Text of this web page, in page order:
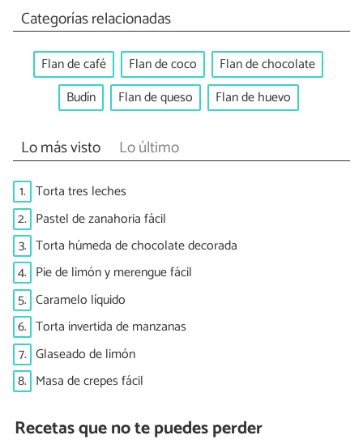
Categorías relacionadas
Flan de café Flan de coco
Flan de chocolate
Budín
Flan de queso Flan de huevo
Lo más visto Lo último
1. Torta tres leches
2. Pastel de zanahoria fácil
3. Torta húmeda de chocolate decorada
4. Pie de limón y merengue fácil
5. Caramelo líquido
6. Torta invertida de manzanas
7. Glaseado de limón
8. Masa de crepes fácil
Recetas que no te puedes perder